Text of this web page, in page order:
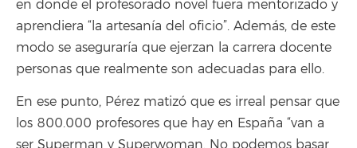
en donde el profesorado novel fuera mentorizado y
aprendiera “la artesanía del oficio”. Además, de este
modo se aseguraría que ejerzan la carrera docente
personas que realmente son adecuadas para ello.
En ese punto, Pérez matizó que es irreal pensar que
los 800.000 profesores que hay en España “van a
ser Superman y Superwoman. No podemos basar